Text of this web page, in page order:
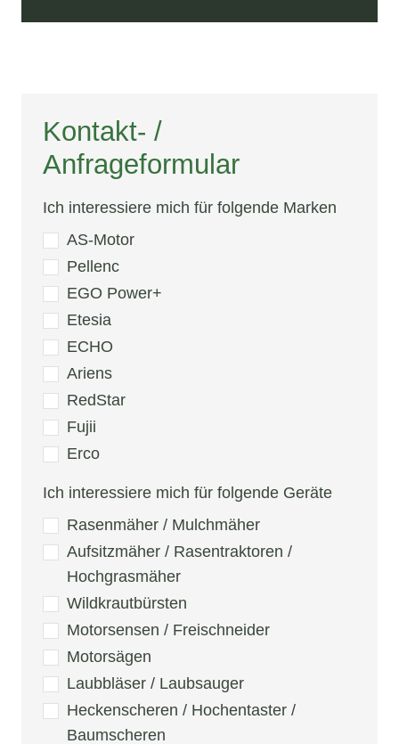
Kontakt- /
Anfrageformular
Ich interessiere mich für folgende Marken
AS-Motor
Pellenc
EGO Power+
Etesia
ECHO
Ariens
RedStar
Fujii
Erco
Ich interessiere mich für folgende Geräte
Rasenmäher / Mulchmäher
Aufsitzmäher / Rasentraktoren /
Hochgrasmäher
Wildkrautbürsten
Motorsensen / Freischneider
Motorsägen
Laubbläser / Laubsauger
Heckenscheren / Hochentaster /
Baumscheren